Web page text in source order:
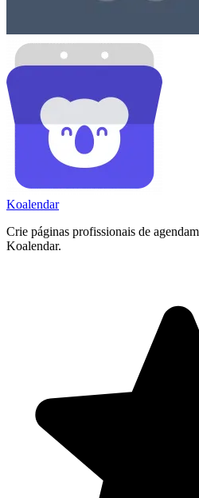
Koalendar
Crie páginas profissionais de
Koalendar.